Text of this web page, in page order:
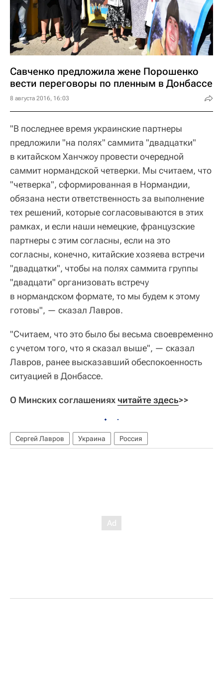
Савченко предложила жене Порошенко
вести переговоры по пленным в Донбассе
8 августа 2016, 16:03
"В последнее время украинские партнеры
предложили "на полях" саммита "двадцатки"
в китайском Ханчжоу провести очередной
саммит нормандской четверки. Мы считаем, что
"четверка", сформированная в Нормандии,
обязана нести ответственность за выполнение
тех решений, которые согласовываются в этих
рамках, и если наши немецкие, французские
партнеры с этим согласны, если на это
согласны, конечно, китайские хозяева встречи
"двадцатки", чтобы на полях саммита группы
"двадцати" организовать встречу
в нормандском формате, то мы будем к этому
готовы", — сказал Лавров.
"Считаем, что это было бы весьма своевременно
с учетом того, что я сказал выше", — сказал
Лавров, ранее высказавший обеспокоенность
ситуацией в Донбассе.
О Минских соглашениях читайте здесь>>
Сергей Лавров Украина Россия